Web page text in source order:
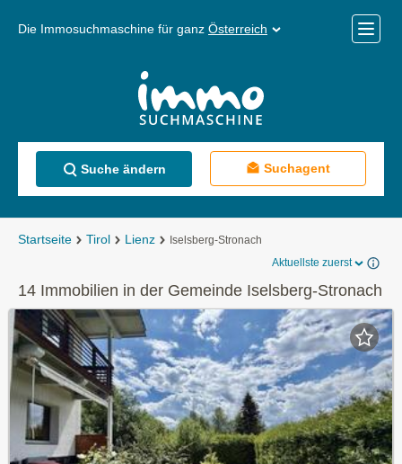
Die Immosuchmaschine für ganz Österreich
Menü
Suche ändern Suchagent
Startseite Tirol Lienz
Iselsberg-Stronach
Aktuellste zuerst
14 Immobilien in der Gemeinde Iselsberg-Stronach